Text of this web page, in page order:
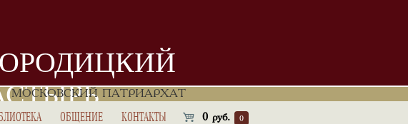
МОСКОВСКИЙ ПАТРИАРХАТ
ОБЩЕНИЕ КОНТАКТЫ 0 руб. 0